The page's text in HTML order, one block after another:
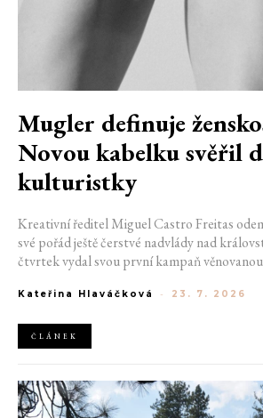
Mugler definuje
Novou kabelku svěřil
kulturistky
Kreativní ředitel Miguel Castro Freitas
své pořád ještě čerstvé nadvlády nad
čtvrtek vydal svou první kampaň
do módního domu dorazil. Umně mísí výrazy
Kateřina Hlaváčková - 23. 7. 2026
ČLÁNEK